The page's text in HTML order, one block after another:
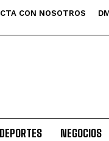
CON NOSOTROS
DEPORTES NEGOCIOS